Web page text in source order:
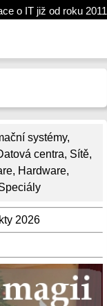
o IT již od roku 2011
systémy,
centra, Sítě,
, Hardware,
2026